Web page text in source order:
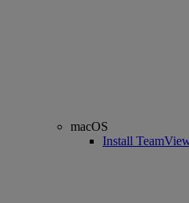
macOS
Install